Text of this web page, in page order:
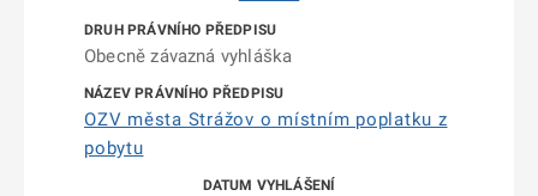
Obecně závazná vyhláška
OZV města Strážov o místním poplatku z
pobytu